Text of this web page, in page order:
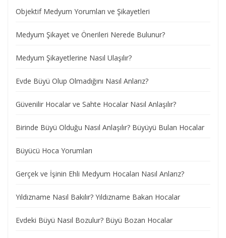
Objektif Medyum Yorumları ve Şikayetleri
Medyum Şikayet ve Önerileri Nerede Bulunur?
Medyum Şikayetlerine Nasıl Ulaşılır?
Evde Büyü Olup Olmadığını Nasıl Anlarız?
Güvenilir Hocalar ve Sahte Hocalar Nasıl Anlaşılır?
Birinde Büyü Olduğu Nasıl Anlaşılır? Büyüyü Bulan Hocalar
Büyücü Hoca Yorumları
Gerçek ve İşinin Ehli Medyum Hocaları Nasıl Anlarız?
Yıldızname Nasıl Bakılır? Yıldızname Bakan Hocalar
Evdeki Büyü Nasıl Bozulur? Büyü Bozan Hocalar